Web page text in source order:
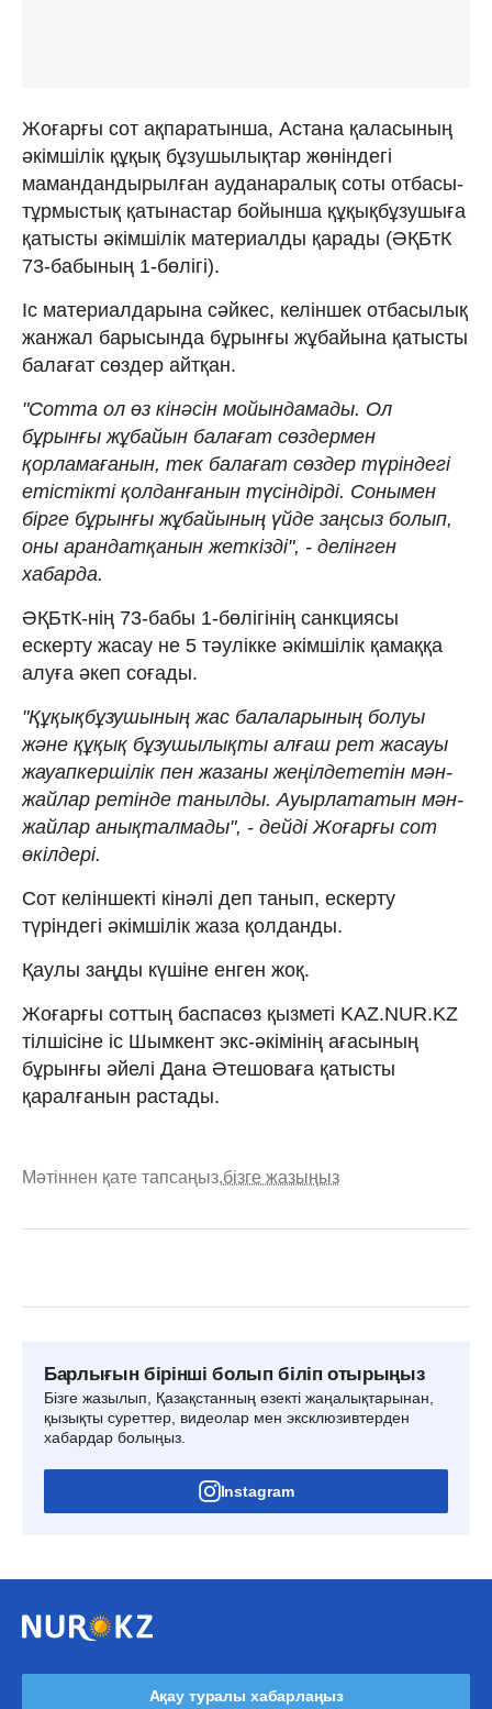
Жоғарғы сот ақпаратынша, Астана қаласының
әкімшілік құқық бұзушылықтар жөніндегі
мамандандырылған ауданаралық соты отбасы-
тұрмыстық қатынастар бойынша құқықбұзушыға
қатысты әкімшілік материалды қарады (ӘҚБтК
73-бабының 1-бөлігі).
Іс материалдарына сәйкес, келіншек отбасылық
жанжал барысында бұрынғы жұбайына қатысты
балағат сөздер айтқан.
"Сотта ол өз кінәсін мойындамады. Ол
бұрынғы жұбайын балағат сөздермен
қорламағанын, тек балағат сөздер түріндегі
етістікті қолданғанын түсіндірді. Сонымен
бірге бұрынғы жұбайының үйде заңсыз болып,
оны арандатқанын жеткізді", - делінген
хабарда.
ӘҚБтК-нің 73-бабы 1-бөлігінің санкциясы
ескерту жасау не 5 тәулікке әкiмшiлiк қамаққа
алуға әкеп соғады.
"Құқықбұзушының жас балаларының болуы
және құқық бұзушылықты алғаш рет жасауы
жауапкершілік пен жазаны жеңілдететін мән-
жайлар ретінде танылды. Ауырлататын мән-
жайлар анықталмады", - дейді Жоғарғы сот
өкілдері.
Сот келіншекті кінәлі деп танып, ескерту
түріндегі әкімшілік жаза қолданды.
Қаулы заңды күшіне енген жоқ.
Жоғарғы соттың баспасөз қызметі KAZ.NUR.KZ
тілшісіне іс Шымкент экс-әкімінің ағасының
бұрынғы әйелі Дана Әтешоваға қатысты
қаралғанын растады.
Мәтіннен қате тапсаңыз,бізге жазыңыз
Барлығын бірінші болып біліп отырыңыз
Бізге жазылып, Қазақстанның өзекті жаңалықтарынан,
қызықты суреттер, видеолар мен эксклюзивтерден
хабардар болыңыз.
Instagram
Ақау туралы хабарлаңыз